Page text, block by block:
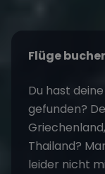
Flüge
Du hast
gefunden?
Thailand?
leider nicht